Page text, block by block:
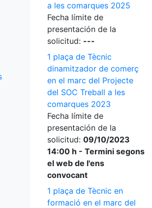
a les comarques 2025
Fecha límite de
presentación de la
solicitud: ---
1 plaça de Tècnic
dinamitzador de comerç
en el marc del Projecte
del SOC Treball a les
comarques 2023
Fecha límite de
presentación de la
solicitud: 09/10/2023
14:00 h - Termini segons
el web de l'ens
convocant
1 plaça de Tècnic en
formació en el marc del